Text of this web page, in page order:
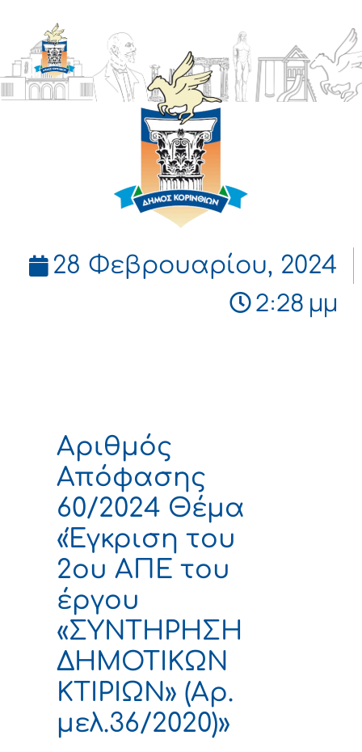
ΔΗΜΟΣ
ΚΟΡΙΝΘΙΩΝ
28 Φεβρουαρίου, 2024
2:28 μμ
Αριθμός
Απόφασης
60/2024 Θέμα
«Έγκριση του
2ου ΑΠΕ του
έργου
«ΣΥΝΤΗΡΗΣΗ
ΔΗΜΟΤΙΚΩΝ
ΚΤΙΡΙΩΝ» (Αρ.
μελ.36/2020)»